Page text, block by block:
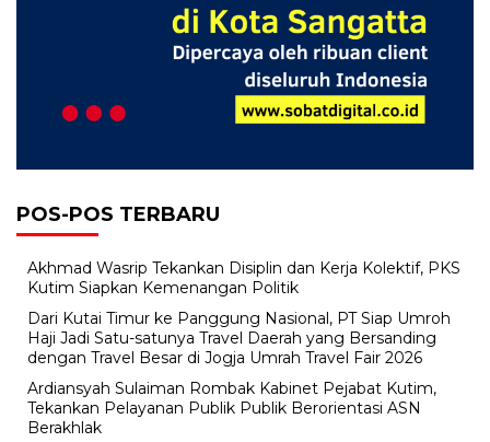
POS-POS TERBARU
Akhmad Wasrip Tekankan Disiplin dan Kerja Kolektif, PKS
Kutim Siapkan Kemenangan Politik
Dari Kutai Timur ke Panggung Nasional, PT Siap Umroh
Haji Jadi Satu-satunya Travel Daerah yang Bersanding
dengan Travel Besar di Jogja Umrah Travel Fair 2026
Ardiansyah Sulaiman Rombak Kabinet Pejabat Kutim,
Tekankan Pelayanan Publik Publik Berorientasi ASN
Berakhlak